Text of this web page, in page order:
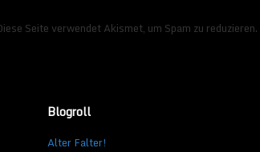
Seite verwendet Akismet, um Spam zu reduzieren.
Blogroll
Alter Falter!